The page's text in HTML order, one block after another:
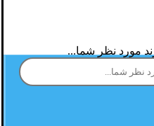
مورد نظر شما...